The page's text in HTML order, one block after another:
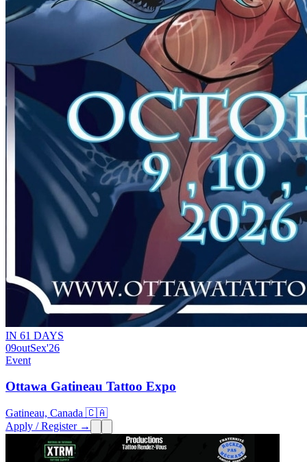
IN 61 DAYS
09outSex'26
Event
Ottawa Gatineau Tattoo Expo
Gatineau, Canada 🇨🇦
Apply / Register →